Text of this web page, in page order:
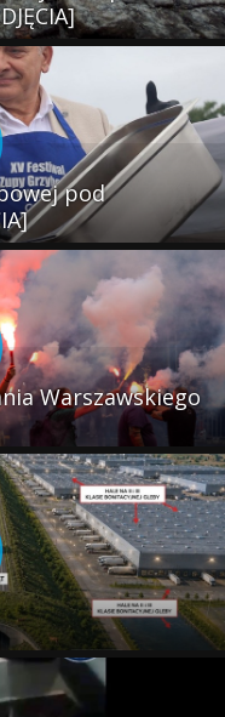
pod
Warszawskiego